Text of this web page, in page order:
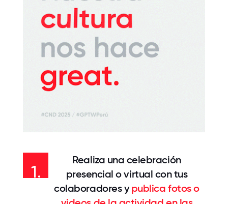
1.
Realiza una celebración
presencial o virtual con tus
colaboradores ypublica fotos o